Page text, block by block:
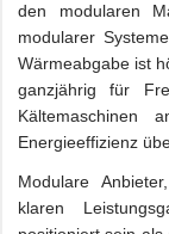
den modularen
modularer
Wärmeabgabe ist
ganzjährig für
Kältemaschinen
Energieeffizienz
Modulare
klaren